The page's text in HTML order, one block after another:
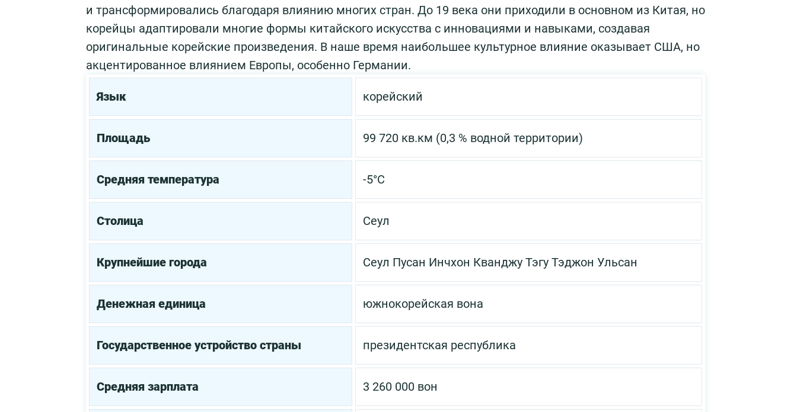
и трансформировались благодаря влиянию многих стран. До 19 века они приходили в основном из Китая, но
корейцы адаптировали многие формы китайского искусства с инновациями и навыками, создавая
оригинальные корейские произведения. В наше время наибольшее культурное влияние оказывает США, но
акцентированное влиянием Европы, особенно Германии.
Язык корейский
Площадь 99 720 кв.км (0,3 % водной территории)
Средняя температура -5°С
Столица Сеул
Крупнейшие города Сеул Пусан Инчхон Кванджу Тэгу Тэджон Ульсан
Денежная единица южнокорейская вона
Государственное устройство страны президентская республика
Средняя зарплата 3 260 000 вон